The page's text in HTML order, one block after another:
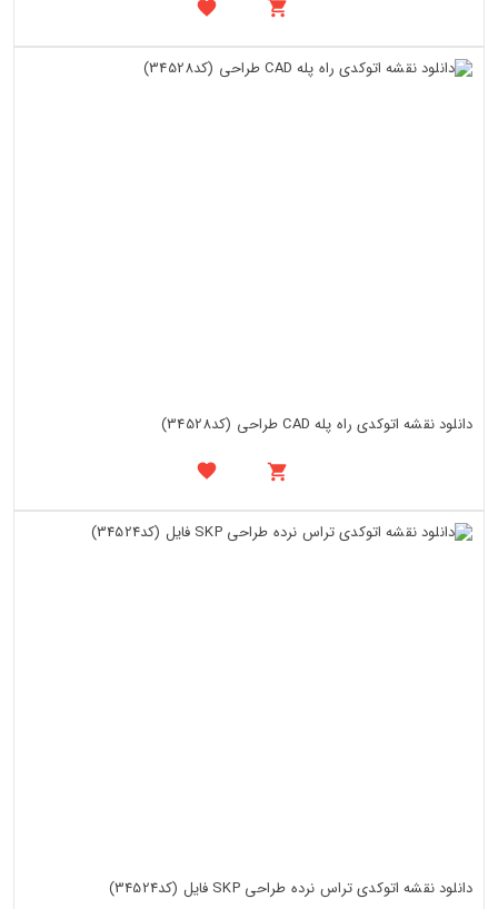
دانلود نقشه اتوکدی راه پله CAD طراحی (کد34528)
دانلود نقشه اتوکدی تراس نرده طراحی SKP فایل (کد34524)